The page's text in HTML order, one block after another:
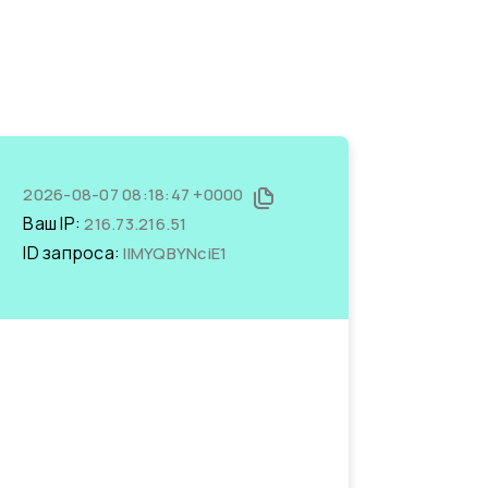
2026-08-07 08:18:47 +0000
Ваш IP:216.73.216.51
ID запроса:lIMYQBYNciE1